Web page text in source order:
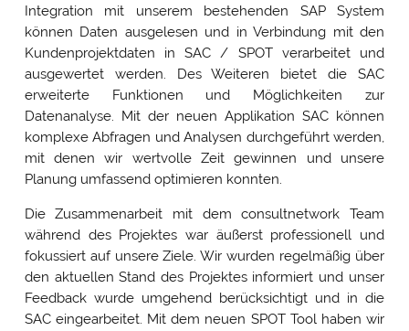
Integration mit unserem bestehenden SAP System
können Daten ausgelesen und in Verbindung mit den
Kundenprojektdaten in SAC / SPOT verarbeitet und
ausgewertet werden. Des Weiteren bietet die SAC
erweiterte Funktionen und Möglichkeiten zur
Datenanalyse. Mit der neuen Applikation SAC können
komplexe Abfragen und Analysen durchgeführt werden,
mit denen wir wertvolle Zeit gewinnen und unsere
Planung umfassend optimieren konnten.
Die Zusammenarbeit mit dem consultnetwork Team
während des Projektes war äußerst professionell und
fokussiert auf unsere Ziele. Wir wurden regelmäßig über
den aktuellen Stand des Projektes informiert und unser
Feedback wurde umgehend berücksichtigt und in die
SAC eingearbeitet. Mit dem neuen SPOT Tool haben wir
Cookie- & Datenschutz­einstellungen
Mit Ihrer Zustimmung möchten wir Google Analytics
(anonymisierte Besucherstatistik), Google Maps